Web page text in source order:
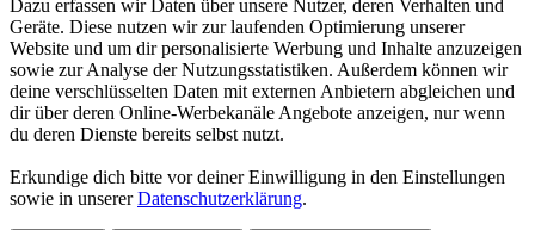
Dazu erfassen wir Daten über unsere Nutzer, deren Verhalten und
Geräte. Diese nutzen wir zur laufenden Optimierung unserer
Website und um dir personalisierte Werbung und Inhalte anzuzeigen
sowie zur Analyse der Nutzungsstatistiken. Außerdem können wir
deine verschlüsselten Daten mit externen Anbietern abgleichen und
dir über deren Online-Werbekanäle Angebote anzeigen, nur wenn
du deren Dienste bereits selbst nutzt.
Erkundige dich bitte vor deiner Einwilligung in den Einstellungen
sowie in unsererDatenschutzerklärung.